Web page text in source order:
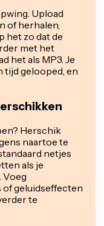
Upload
of herhalen,
het zo dat de
met het
het als MP3. Je
tijd gelooped, en
Herschik
naartoe te
netjes
als je
Voeg
geluidseffecten
te